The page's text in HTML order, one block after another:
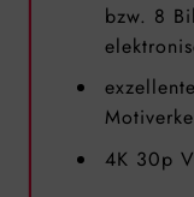
bzw. 8
4K 30p